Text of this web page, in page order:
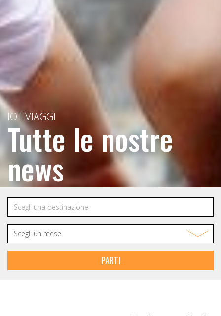
IOT VIAGGI
Tutte le nostre
news
PARTI